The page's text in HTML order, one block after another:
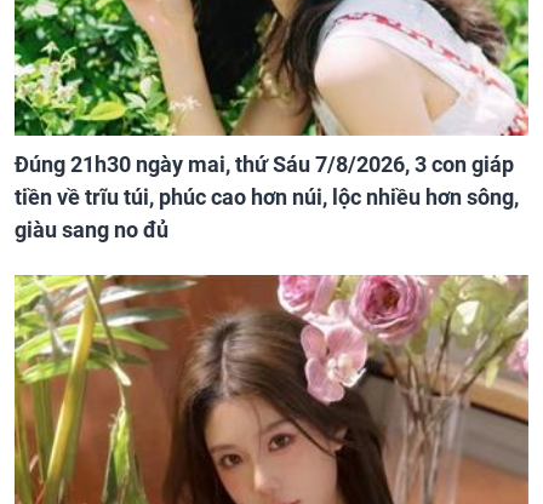
Đúng 21h30 ngày mai, thứ Sáu 7/8/2026, 3 con giáp
tiền về trĩu túi, phúc cao hơn núi, lộc nhiều hơn sông,
giàu sang no đủ